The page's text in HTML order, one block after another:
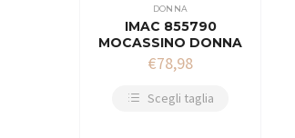
DONNA
IMAC 855790
MOCASSINO DONNA
€78,98
Scegli taglia